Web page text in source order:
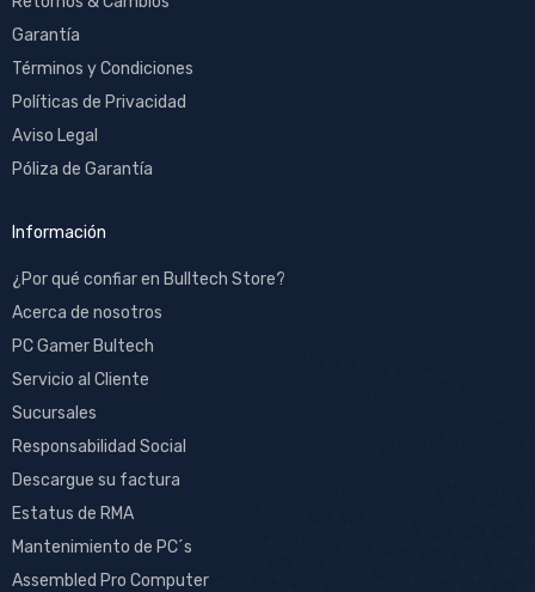
Garantía
Términos y Condiciones
Políticas de Privacidad
Aviso Legal
Póliza de Garantía
Información
¿Por qué confiar en Bulltech Store?
Acerca de nosotros
PC Gamer Bultech
Servicio al Cliente
Sucursales
Responsabilidad Social
Descargue su factura
Estatus de RMA
Mantenimiento de PC´s
Assembled Pro Computer